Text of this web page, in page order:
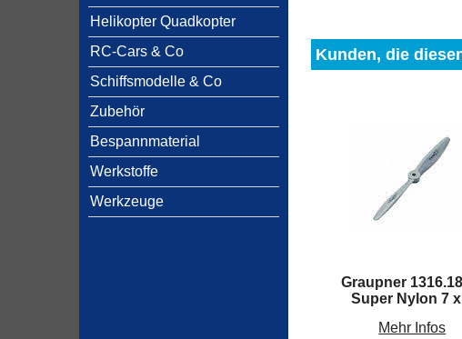
Helikopter Quadkopter
RC-Cars & Co
Schiffsmodelle & Co
Zubehör
Bespannmaterial
Werkstoffe
Werkzeuge
Kunden, die
Graupner
Super Nylon 7
Mehr Infos